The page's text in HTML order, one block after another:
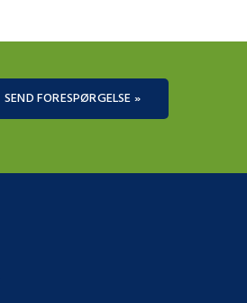
SEND FORESPØRGELSE »